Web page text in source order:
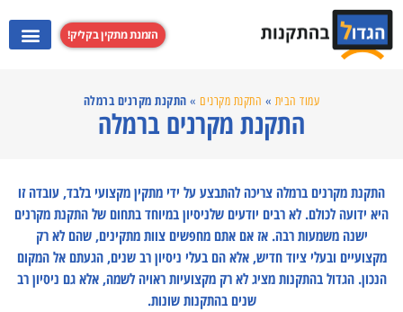
הזמנת מתקין בקליק!
עמוד הבית » התקנת מקרנים » התקנת מקרנים ברמלה
התקנת מקרנים ברמלה
התקנת מקרנים ברמלה צריכה להתבצע על ידי מתקין מקצועי בלבד, עובדה זו
היא ידועה לכולם. לא רבים יודעים שלניסיון במיוחד בתחום של התקנת מקרנים
ישנה משמעות רבה. אז אם אתם מחפשים צוות מתקינים, שהם לא רק
מקצועיים ובעלי ציוד חדיש, אלא הם בעלי ניסיון רב שנים, הגעתם אל המקום
הנכון. הגדול בהתקנות מציג לא רק מקצועיות ראויה לשמה, אלא גם ניסיון רב
שנים בהתקנות שונות.